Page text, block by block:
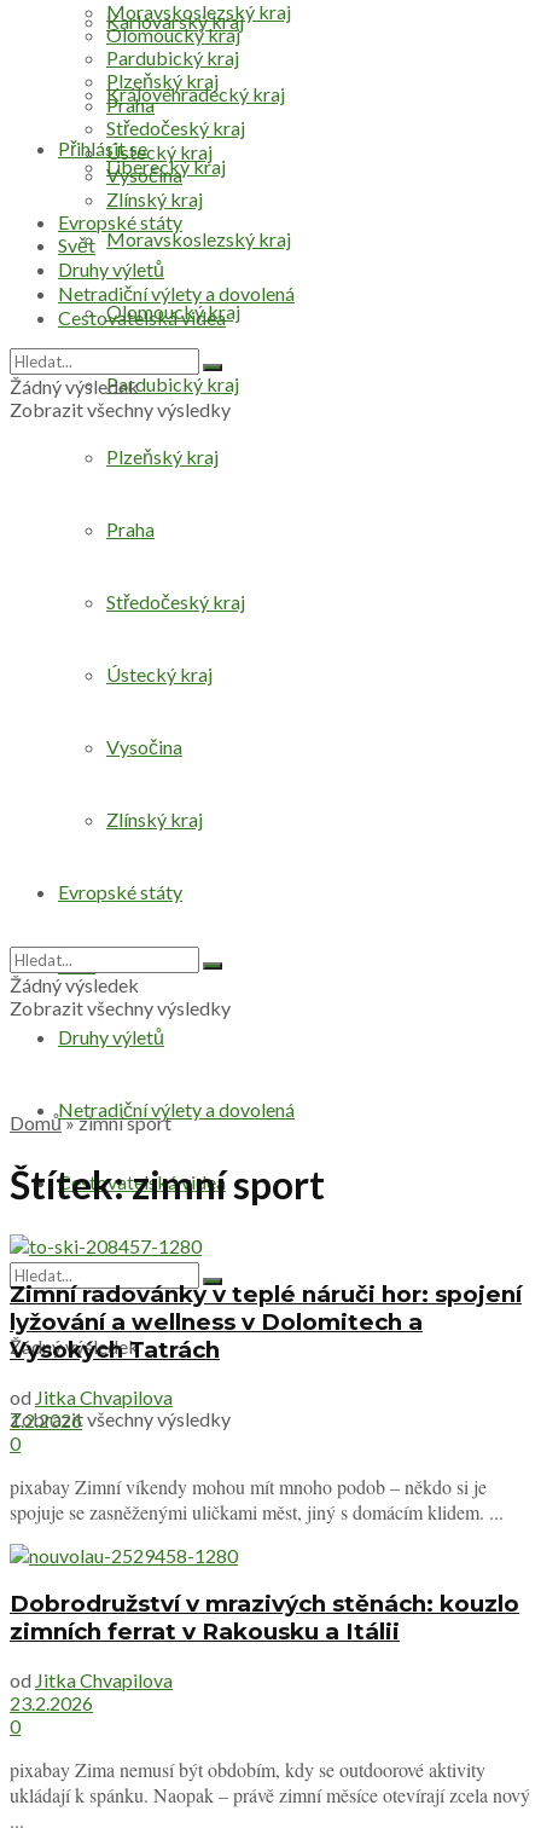
Přihlásit se
Karlovarský kraj
Královéhradecký kraj
Liberecký kraj
Moravskoslezský kraj
Olomoucký kraj
Pardubický kraj
Plzeňský kraj
Praha
Středočeský kraj
Ústecký kraj
Vysočina
Zlínský kraj
Evropské státy
Svět
Druhy výletů
Netradiční výlety a dovolená
Cestovatelská videa
Žádný výsledek
Zobrazit všechny výsledky
Moravskoslezský kraj
Olomoucký kraj
Pardubický kraj
Plzeňský kraj
Praha
Středočeský kraj
Ústecký kraj
Vysočina
Zlínský kraj
Evropské státy
Svět
Druhy výletů
Netradiční výlety a dovolená
Cestovatelská videa
Žádný výsledek
Zobrazit všechny výsledky
Žádný výsledek
Zobrazit všechny výsledky
Domů»zimní sport
Štítek:zimní sport
Zimní radovánky v teplé náruči hor: spojení
lyžování a wellness v Dolomitech a
Vysokých Tatrách
od Jitka Chvapilova
1.2.2026
0
pixabay Zimní víkendy mohou mít mnoho podob – někdo si je
spojuje se zasněženými uličkami měst, jiný s domácím klidem. ...
Dobrodružství v mrazivých stěnách: kouzlo
zimních ferrat v Rakousku a Itálii
od Jitka Chvapilova
23.2.2026
0
pixabay Zima nemusí být obdobím, kdy se outdoorové aktivity
ukládají k spánku. Naopak – právě zimní měsíce otevírají zcela nový
...